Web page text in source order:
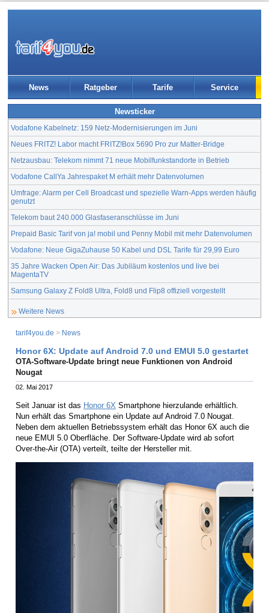
News Ratgeber Tarife Service
Newsticker
Vodafone Kabelnetz: 159 Netz-Modernisierungen im Juni
Neues FRITZ! Labor macht FRITZ!Box 5690 Pro zur Matter-Bridge
Netzausbau: Telekom nimmt 71 neue Mobilfunkstandorte in Betrieb
Vodafone CallYa Jahrespaket M erhält mehr Datenvolumen
Umfrage: Alarm per Cell Broadcast und spezielle Warn-Apps werden häufig
genutzt
Telekom baut 240.000 Glasfaseranschlüsse im Juni
Prepaid Basic Tarif von ja! mobil und Penny Mobil mit mehr Datenvolumen
Vodafone: Neue GigaZuhause 50 Kabel und DSL Tarife für 29,99 Euro
35 Jahre Wacken Open Air: Das Jubiläum kostenlos und live bei
MagentaTV
Samsung Galaxy Z Fold8 Ultra, Fold8 und Flip8 offiziell vorgestellt
Weitere News
tarif4you.de > News
Honor 6X: Update auf Android 7.0 und EMUI 5.0 gestartet
OTA-Software-Update bringt neue Funktionen von Android
Nougat
02. Mai 2017
Seit Januar ist das Honor 6X Smartphone hierzulande erhältlich.
Nun erhält das Smartphone ein Update auf Android 7.0 Nougat.
Neben dem aktuellen Betriebssystem erhält das Honor 6X auch die
neue EMUI 5.0 Oberfläche. Der Software-Update wird ab sofort
Over-the-Air (OTA) verteilt, teilte der Hersteller mit.